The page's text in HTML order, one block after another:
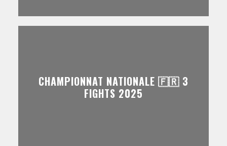
CHAMPIONNAT NATIONALE 🇫🇷 3
FIGHTS 2025